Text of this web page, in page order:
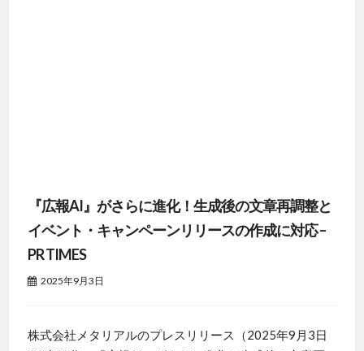
『広報AI』がさらに進化！生成後の文章再調整と
イベント・キャンペーンリリースの作成に対応 –
PR TIMES
2025年9月3日
株式会社メタリアルのプレスリリース（2025年9月3日